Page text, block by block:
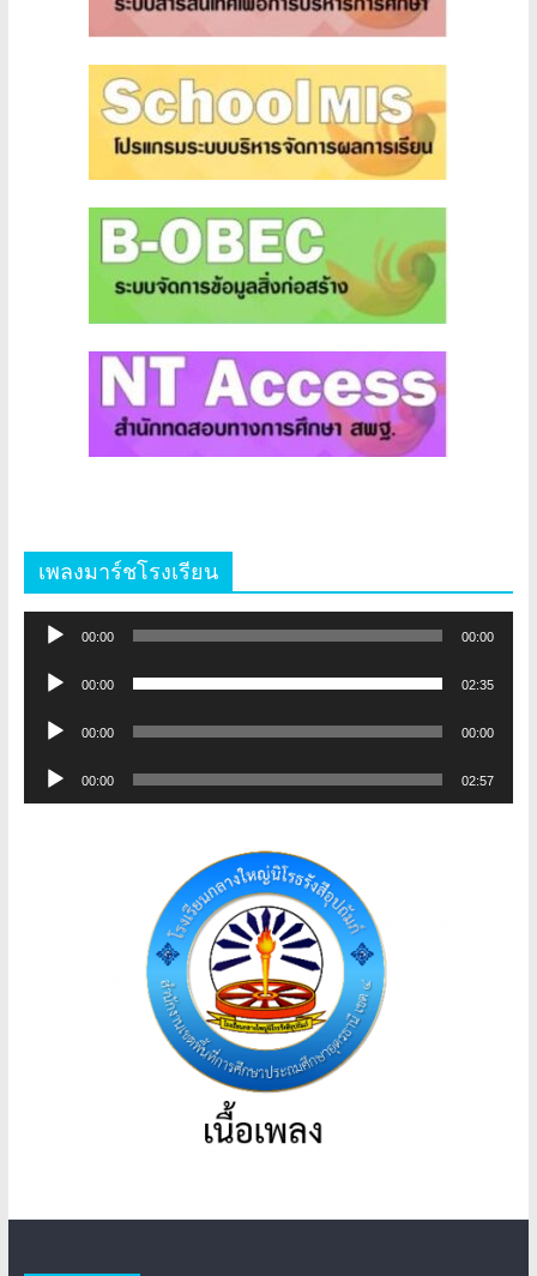
เพลงมาร์ชโรงเรียน
เล่น
ไฟล์
00:00 00:00
เล่น
ไฟล์
00:00 02:35
เล่น
ไฟล์
เสียง
00:00 00:00
เล่น
00:00 02:57